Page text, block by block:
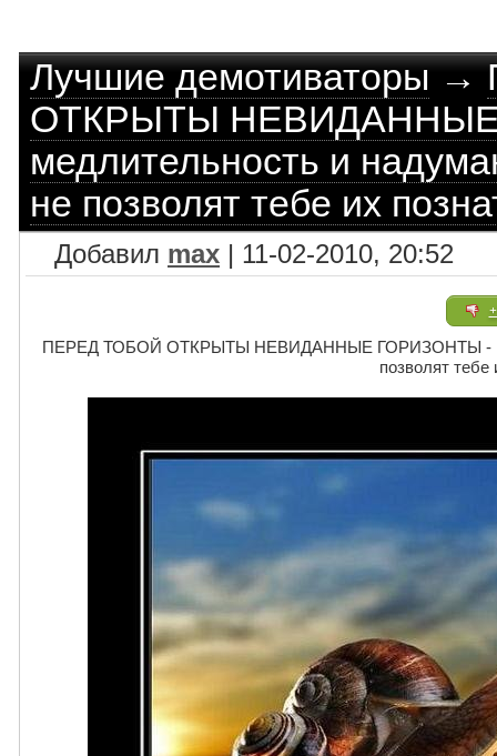
Лучшие демотиваторы→
ОТКРЫТЫ
медлительность и
не позволят тебе их
Добавил max | 11-02-2010, 20:52
ПЕРЕД ТОБОЙ ОТКРЫТЫ НЕВИДАННЫЕ ГОРИЗОНТЫ - но
позволят тебе